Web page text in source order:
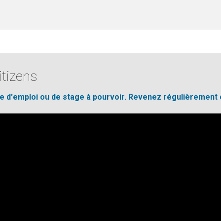
d'emploi ou de stage à pourvoir. Revenez